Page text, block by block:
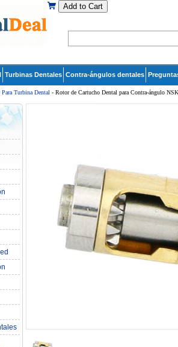
Add to Cart
Turbinas Dentales Contra-ángulos dentales
Turbina Dental - Rotor de Cartucho Dental para Contra-ángulo